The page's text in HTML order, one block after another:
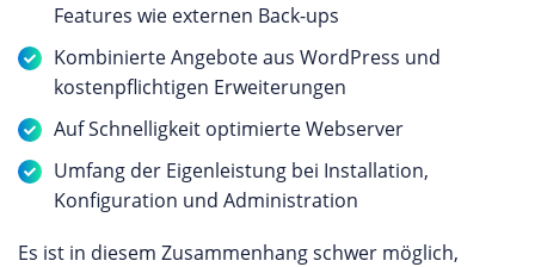
Features wie externen Back-ups
Kombinierte Angebote aus WordPress und
kostenpflichtigen Erweiterungen
Auf Schnelligkeit optimierte Webserver
Umfang der Eigenleistung bei Installation,
Konfiguration und Administration
Es ist in diesem Zusammenhang schwer möglich,